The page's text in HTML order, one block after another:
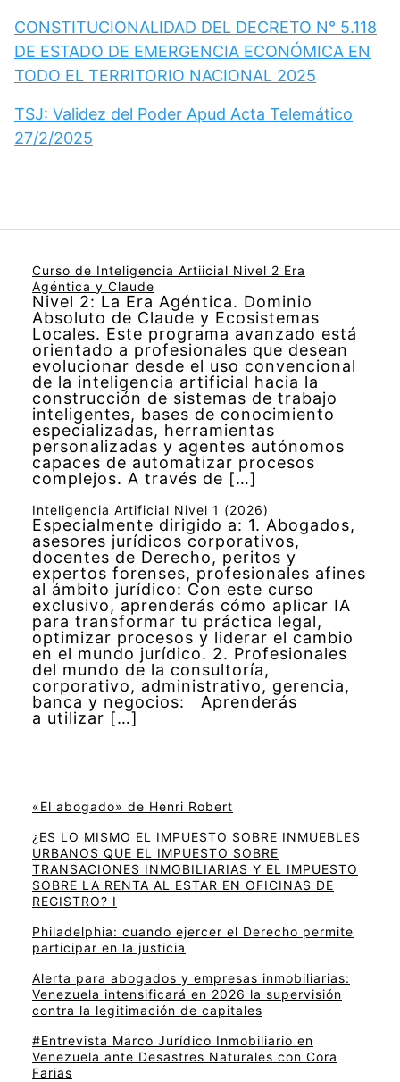
CONSTITUCIONALIDAD DEL DECRETO N° 5.118
DE ESTADO DE EMERGENCIA ECONÓMICA EN
TODO EL TERRITORIO NACIONAL 2025
TSJ: Validez del Poder Apud Acta Telemático
27/2/2025
Curso de Inteligencia Artiicial Nivel 2 Era
Agéntica y Claude
Nivel 2: La Era Agéntica. Dominio
Absoluto de Claude y Ecosistemas
Locales. Este programa avanzado está
orientado a profesionales que desean
evolucionar desde el uso convencional
de la inteligencia artificial hacia la
construcción de sistemas de trabajo
inteligentes, bases de conocimiento
especializadas, herramientas
personalizadas y agentes autónomos
capaces de automatizar procesos
complejos. A través de […]
Inteligencia Artificial Nivel 1 (2026)
Especialmente dirigido a: 1. Abogados,
asesores jurídicos corporativos,
docentes de Derecho, peritos y
expertos forenses, profesionales afines
al ámbito jurídico: Con este curso
exclusivo, aprenderás cómo aplicar IA
para transformar tu práctica legal,
optimizar procesos y liderar el cambio
en el mundo jurídico. 2. Profesionales
del mundo de la consultoría,
corporativo, administrativo, gerencia,
banca y negocios: Aprenderás
a utilizar […]
«El abogado» de Henri Robert
¿ES LO MISMO EL IMPUESTO SOBRE INMUEBLES
URBANOS QUE EL IMPUESTO SOBRE
TRANSACIONES INMOBILIARIAS Y EL IMPUESTO
SOBRE LA RENTA AL ESTAR EN OFICINAS DE
REGISTRO? I
Philadelphia: cuando ejercer el Derecho permite
participar en la justicia
Alerta para abogados y empresas inmobiliarias:
Venezuela intensificará en 2026 la supervisión
contra la legitimación de capitales
#Entrevista Marco Jurídico Inmobiliario en
Venezuela ante Desastres Naturales con Cora
Farias